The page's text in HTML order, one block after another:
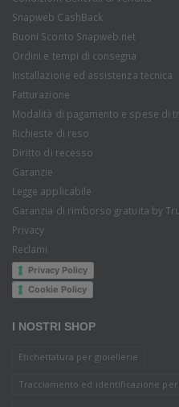
Snapweb CashBack
Buoni Sconto Snapweb.net
Ordini e tempi di consegna
Installazione ed assistenza tecnica
Fatturazione
Modalità di pagamento e spese di
Richieste di reso
Diritto di recesso
Garanzie
Legge applicabile
Garanzia di rimborso gratuita by
Privacy
Reclami
Privacy Policy
Cookie Policy
I NOSTRI SHOP
Etichettatura per gioiellerie
Tracciamento ed identificazione